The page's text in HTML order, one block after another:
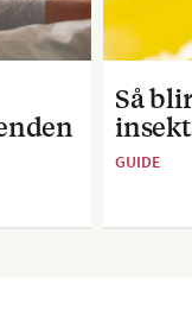
Så
GUIDE